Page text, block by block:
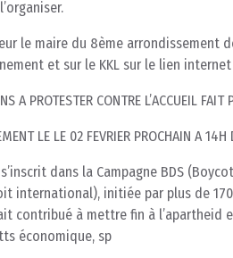
le maire du 8ème arrondissement
et sur le KKL sur le lien
A PROTESTER CONTRE L’ACCUEIL
LE LE 02 FEVRIER PROCHAIN A
dans la Campagne BDS
international), initiée par plus de
contribué à mettre fin à l’apartheid
économique, sp